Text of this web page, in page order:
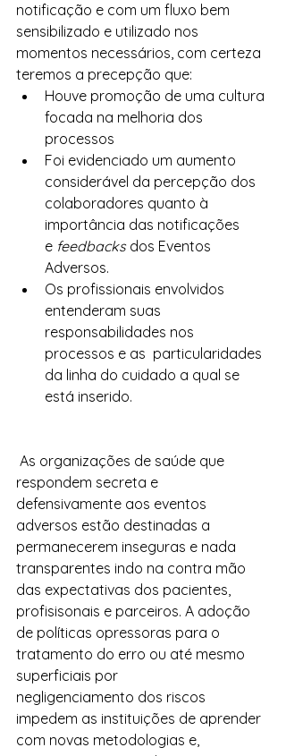
notificação e com um fluxo bem
sensibilizado e utilizado nos
momentos necessários, com certeza
teremos a precepção que:
Houve promoção de uma cultura
focada na melhoria dos
processos
Foi evidenciado um aumento
considerável da percepção dos
colaboradores quanto à
importância das notificações
e feedbacks dos Eventos
Adversos.
Os profissionais envolvidos
entenderam suas
responsabilidades nos
processos e as  particularidades
da linha do cuidado a qual se
está inserido.
As organizações de saúde que
respondem secreta e
defensivamente aos eventos
adversos estão destinadas a
permanecerem inseguras e nada
transparentes indo na contra mão
das expectativas dos pacientes,
profisisonais e parceiros. A adoção
de políticas opressoras para o
tratamento do erro ou até mesmo
superficiais por
negligenciamento dos riscos
impedem as instituições de aprender
com novas metodologias e,